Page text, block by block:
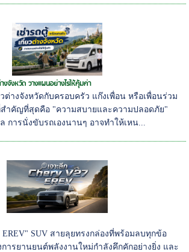
จังหวัด วางแผนอย่างไรให้คุ้มค่า
ต่างจังหวัดกับครอบครัว แก๊งเพื่อน หรือเพื่อนร่วม
ำคัญที่สุดคือ "ความสบายและความปลอดภัย"
การนั่งขับรถเองนานๆ อาจทำให้เหน...
EREV" SUV สายลุยทรงกล่องที่พร้อมลบทุกข้อ
การยานยนต์พลังงานใหม่กำลังคึกคักอย่างยิ่ง และ